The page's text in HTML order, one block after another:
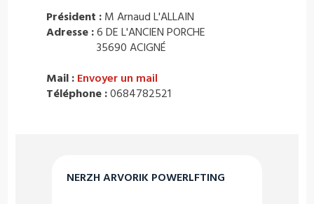
NERZH ARVORIK POWERLFTING
Président : M Arnaud L'ALLAIN
Adresse :6 DE L'ANCIEN PORCHE
35690 ACIGNÉ
Mail : Envoyer un mail
Téléphone :0684782521